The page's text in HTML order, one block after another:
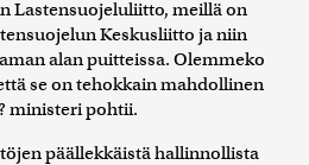
Lastensuojeluliitto, meillä on
Keskusliitto ja niin
alan puitteissa. Olemmeko
se on tehokkain mahdollinen
ministeri pohtii.
päällekkäistä hallinnollista